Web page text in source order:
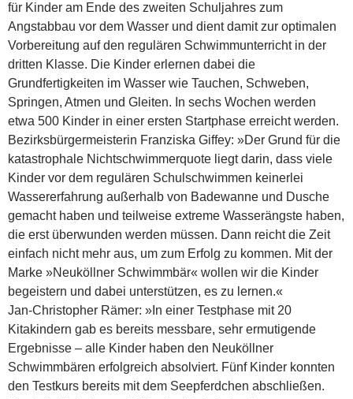
für Kinder am Ende des zweiten Schuljahres zum
Angstabbau vor dem Wasser und dient damit zur optimalen
Vorbereitung auf den regulären Schwimmunterricht in der
dritten Klasse. Die Kinder erlernen dabei die
Grundfertigkeiten im Wasser wie Tauchen, Schweben,
Springen, Atmen und Gleiten. In sechs Wochen werden
etwa 500 Kinder in einer ersten Startphase erreicht werden.
Bezirksbürgermeisterin Franziska Giffey: »Der Grund für die
katastrophale Nichtschwimmerquote liegt darin, dass viele
Kinder vor dem regulären Schulschwimmen keinerlei
Wassererfahrung außerhalb von Badewanne und Dusche
gemacht haben und teilweise extreme Wasserängste haben,
die erst überwunden werden müssen. Dann reicht die Zeit
einfach nicht mehr aus, um zum Erfolg zu kommen. Mit der
Marke »Neuköllner Schwimmbär« wollen wir die Kinder
begeistern und dabei unterstützen, es zu lernen.«
Jan-Christopher Rämer: »In einer Testphase mit 20
Kitakindern gab es bereits messbare, sehr ermutigende
Ergebnisse – alle Kinder haben den Neuköllner
Schwimmbären erfolgreich absolviert. Fünf Kinder konnten
den Testkurs bereits mit dem Seepferdchen abschließen.